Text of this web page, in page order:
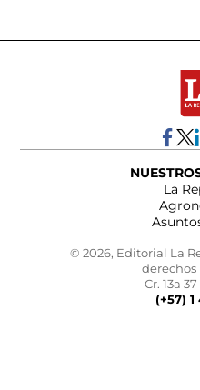
La
© 2026, Editorial La
derechos
Cr. 13a
(+57)